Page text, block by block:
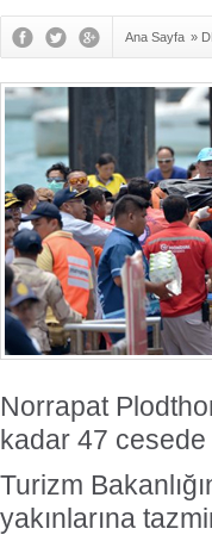
Ana Sayfa »
Norrapat
kadar 47 cesede
Turizm
yakınlarına